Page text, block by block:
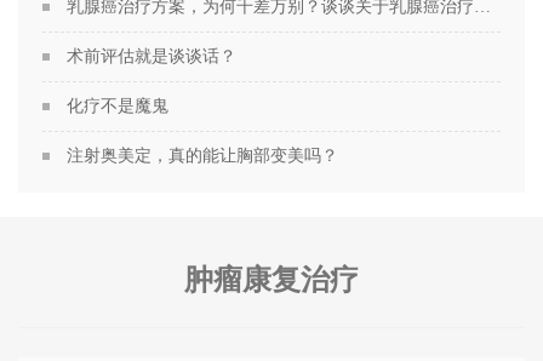
乳腺癌治疗方案，为何千差万别？谈谈关于乳腺癌治疗方案的个性化定制
术前评估就是谈谈话？
化疗不是魔鬼
注射奥美定，真的能让胸部变美吗？
肿瘤康复治疗